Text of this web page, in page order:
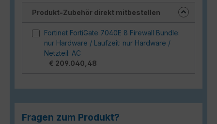
Produkt-Zubehör direkt mitbestellen
Fortinet FortiGate 7040E 8 Firewall Bundle:
nur Hardware / Laufzeit: nur Hardware /
Netzteil: AC
€ 209.040,48
Fragen zum Produkt?